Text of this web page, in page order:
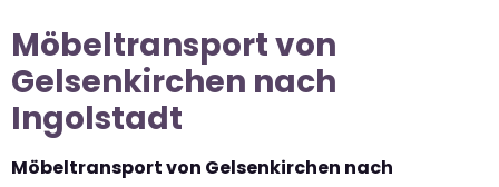
Möbeltransport von
Gelsenkirchen nach
Ingolstadt
Möbeltransport von Gelsenkirchen nach